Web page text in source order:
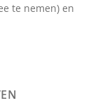
te nemen) en